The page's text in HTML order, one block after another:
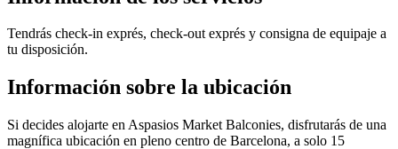
Tendrás check-in exprés, check-out exprés y consigna de equipaje a
tu disposición.
Información sobre la ubicación
Si decides alojarte en Aspasios Market Balconies, disfrutarás de una
magnífica ubicación en pleno centro de Barcelona, a solo 15